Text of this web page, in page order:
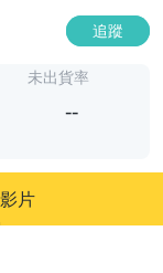
追蹤
未出貨率
--
片